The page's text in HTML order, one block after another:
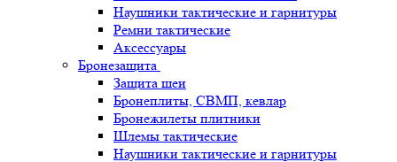
Наушники тактические и гарнитуры
Ремни тактические
Аксессуары
Бронезащита
Защита шеи
Бронеплиты, СВМП, кевлар
Бронежилеты плитники
Шлемы тактические
Наушники тактические и гарнитуры